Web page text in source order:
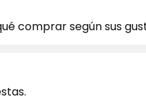
comprar según sus